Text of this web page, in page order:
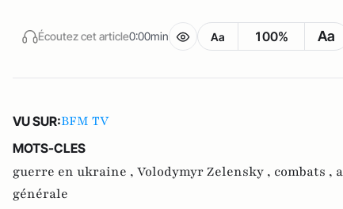
Écoutez cet article0:00min Aa 100% Aa
VU SUR:BFM TV
MOTS-CLES
guerre en ukraine , Volodymyr Zelensky , combats ,
générale